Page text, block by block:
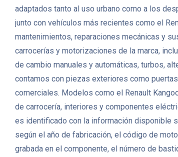
adaptados tanto al uso urbano como a los
junto con vehículos más recientes como el
mantenimientos, reparaciones mecánicas y
carrocerías y motorizaciones de la marca,
de cambio manuales y automáticas, turbos,
contamos con piezas exteriores como
comerciales. Modelos como el Renault
de carrocería, interiores y componentes
es identificado con la información disponible
según el año de fabricación, el código de
grabada en el componente, el número de